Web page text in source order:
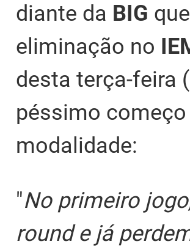
diante da BIG
eliminação no
desta terça-feira
péssimo
modalidade:
"No primeiro
round e já